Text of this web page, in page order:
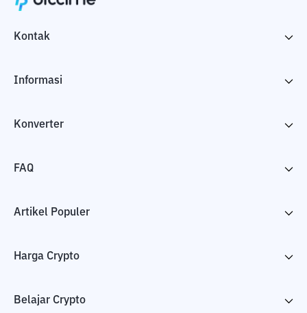
Kontak
Informasi
Konverter
FAQ
Artikel Populer
Harga Crypto
Belajar Crypto